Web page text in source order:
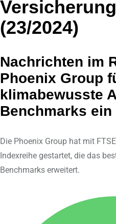
I
n
i
m
l
(23/2024)
Nachrichten im
Phoenix Group
klimabewusste
Benchmarks ein
Die Phoenix Group hat mit
Indexreihe gestartet, die das
Benchmarks erweitert.